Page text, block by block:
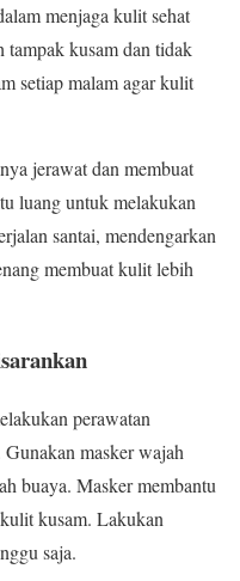
menjaga kulit sehat
kusam dan tidak
setiap malam agar kulit
jerawat dan membuat
luang untuk melakukan
santai, mendengarkan
membuat kulit lebih
perawatan
masker wajah
buaya. Masker membantu
kusam. Lakukan
saja.